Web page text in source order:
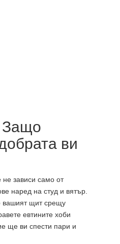
Защо
ви
не зависи само от
наред на студ и вятър.
вашият щит срещу
евтините хоби
ще ви спести пари и